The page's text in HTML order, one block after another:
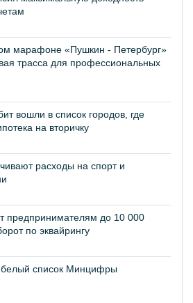
марафоне «Пушкин - Петербург»
трасса для профессиональных
вошли в список городов, где
на вторичку
расходы на спорт и
предпринимателям до 10 000
по эквайрингу
список Минцифры